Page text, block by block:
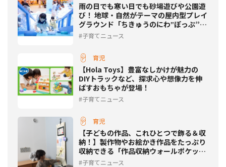
雨の日でも寒い日でも砂場遊びや公園遊
び！ 地球・自然がテーマの屋内型プレイ
グラウンド「ちきゅうのにわ‟ぽっぷ”」
が東北初進出！
子育てニュース
育児
【Hola Toys】豊富なしかけが魅力の
DIYトラックなど、探求心や想像力を伸
ばすおもちゃが登場！
子育てニュース
育児
【子どもの作品、これひとつで飾る＆収
納！】製作物やお絵かき作品をたっぷり
収納できる「作品収納ウォールポケッ
ト」登場！
子育てニュース